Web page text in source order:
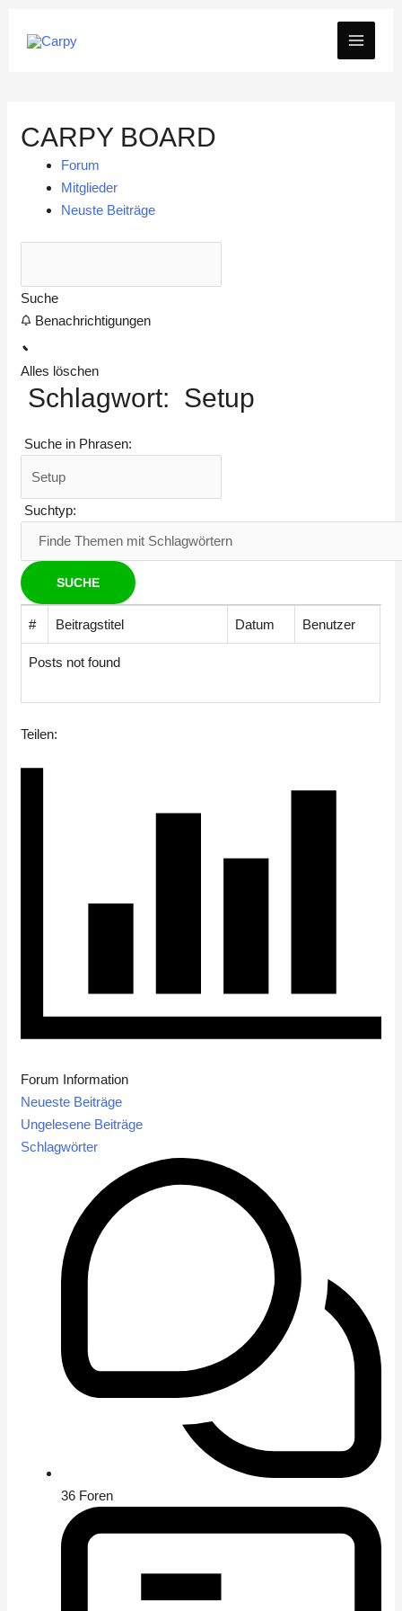
Inhalt
MAIN
CARPY BOARD
Forum
Mitglieder
Neuste Beiträge
Suche
Benachrichtigungen
Alles löschen
Schlagwort: Setup
Suche in Phrasen:
Suchtyp:
# Beitragstitel Datum Benutzer
Posts not found
Teilen:
Forum Information
Neueste Beiträge
Ungelesene Beiträge
Schlagwörter
36 Foren